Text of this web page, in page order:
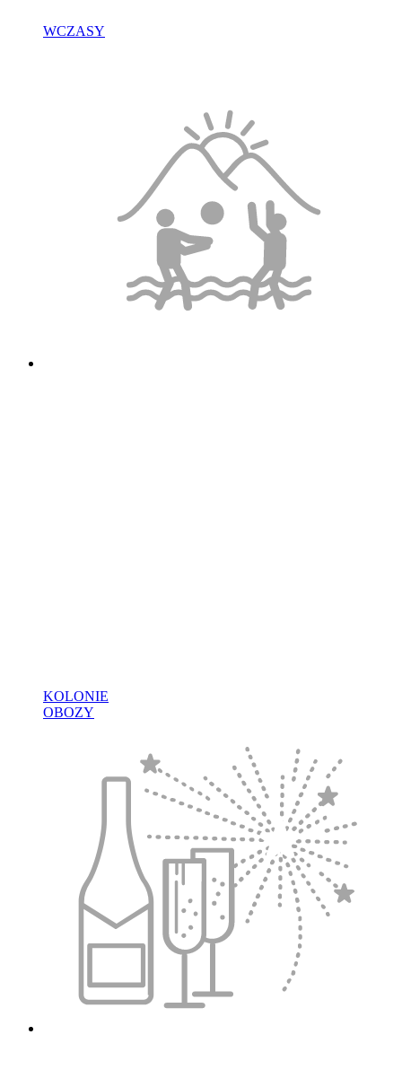
WCZASY
KOLONIE
OBOZY